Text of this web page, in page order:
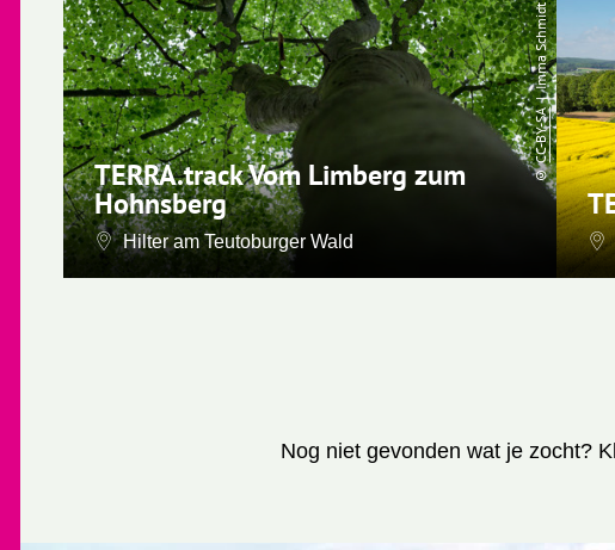
TERRA.track Vom Limberg zum
Hohnsberg
Hilter am Teutoburger Wald
©
CC-BY-SA
| Imma Schmidt
Nog niet gevonden wat je zocht?